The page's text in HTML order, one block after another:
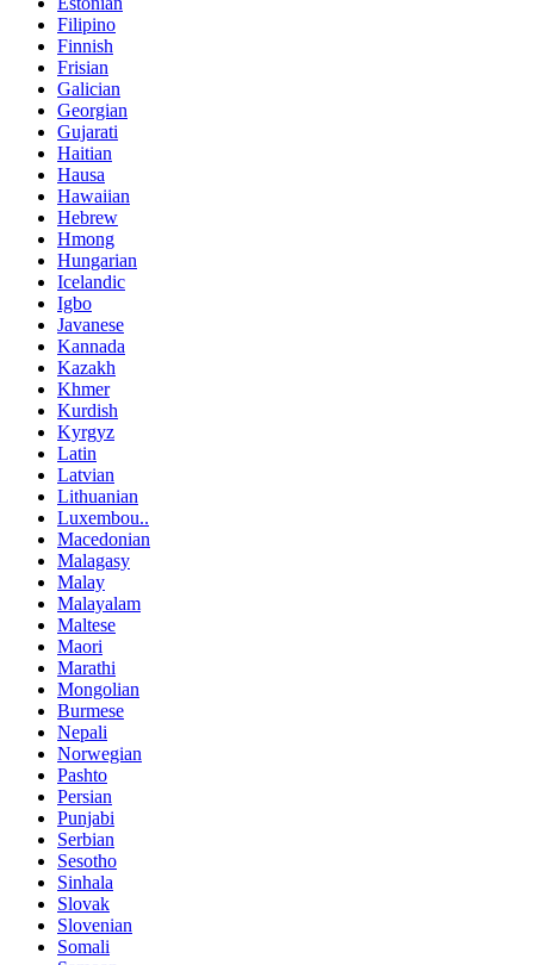
Filipino
Finnish
Frisian
Galician
Georgian
Gujarati
Haitian
Hausa
Hawaiian
Hebrew
Hmong
Hungarian
Icelandic
Igbo
Javanese
Kannada
Kazakh
Khmer
Kurdish
Kyrgyz
Latin
Latvian
Lithuanian
Luxembou..
Macedonian
Malagasy
Malay
Malayalam
Maltese
Maori
Marathi
Mongolian
Burmese
Nepali
Norwegian
Pashto
Persian
Punjabi
Serbian
Sesotho
Sinhala
Slovak
Slovenian
Somali